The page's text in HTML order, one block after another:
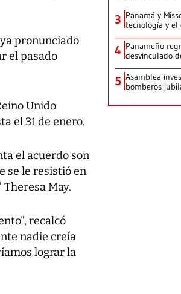
pronunciado
el pasado
Unido
el 31 de enero.
el acuerdo son
se le resistió en
May.
recalcó
nadie creía
lograr la
3 Panamá y
tecnología y el
4 Panameño
desvinculado
5 Asamblea
bomberos